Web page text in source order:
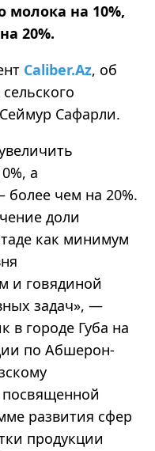
молока на 10%,
20%.
Caliber.Az, об
Сафарли.
а
чем на 20%.
доли
как минимум
и говядиной
задач», —
в городе Губа на
по Абшерон-
развития сфер
продукции